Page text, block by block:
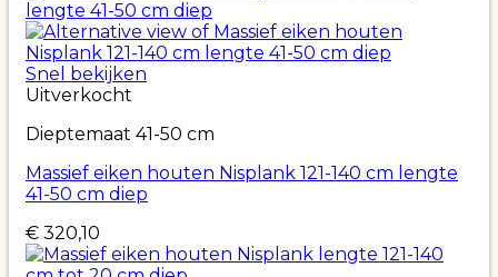
Snel bekijken
Uitverkocht
Dieptemaat 41-50 cm
Massief eiken houten Nisplank 121-140 cm lengte
41-50 cm diep
€ 320,10